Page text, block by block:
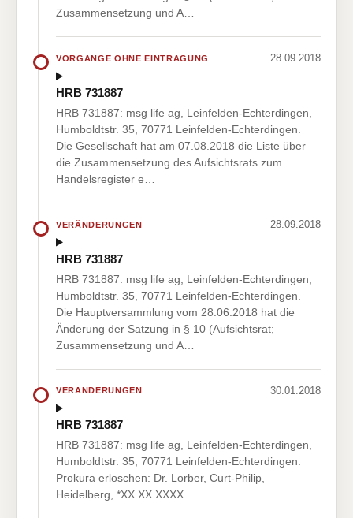
Zusammensetzung und A…
VORGÄNGE OHNE EINTRAGUNG 28.09.2018
HRB 731887
HRB 731887: msg life ag, Leinfelden-Echterdingen,
Humboldtstr. 35, 70771 Leinfelden-Echterdingen.
Die Gesellschaft hat am 07.08.2018 die Liste über
die Zusammensetzung des Aufsichtsrats zum
Handelsregister e…
VERÄNDERUNGEN 28.09.2018
HRB 731887
HRB 731887: msg life ag, Leinfelden-Echterdingen,
Humboldtstr. 35, 70771 Leinfelden-Echterdingen.
Die Hauptversammlung vom 28.06.2018 hat die
Änderung der Satzung in § 10 (Aufsichtsrat;
Zusammensetzung und A…
VERÄNDERUNGEN 30.01.2018
HRB 731887
HRB 731887: msg life ag, Leinfelden-Echterdingen,
Humboldtstr. 35, 70771 Leinfelden-Echterdingen.
Prokura erloschen: Dr. Lorber, Curt-Philip,
Heidelberg, *XX.XX.XXXX.